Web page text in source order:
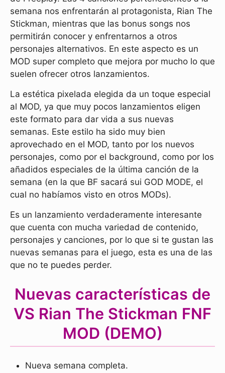
semana nos enfrentarán al protagonista, Rian The
Stickman, mientras que las bonus songs nos
permitirán conocer y enfrentarnos a otros
personajes alternativos. En este aspecto es un
MOD super completo que mejora por mucho lo que
suelen ofrecer otros lanzamientos.
La estética pixelada elegida da un toque especial
al MOD, ya que muy pocos lanzamientos eligen
este formato para dar vida a sus nuevas
semanas. Este estilo ha sido muy bien
aprovechado en el MOD, tanto por los nuevos
personajes, como por el background, como por los
añadidos especiales de la última canción de la
semana (en la que BF sacará sui GOD MODE, el
cual no habíamos visto en otros MODs).
Es un lanzamiento verdaderamente interesante
que cuenta con mucha variedad de contenido,
personajes y canciones, por lo que si te gustan las
nuevas semanas para el juego, esta es una de las
que no te puedes perder.
Nuevas características de
VS Rian The Stickman FNF
MOD (DEMO)
Nueva semana completa.